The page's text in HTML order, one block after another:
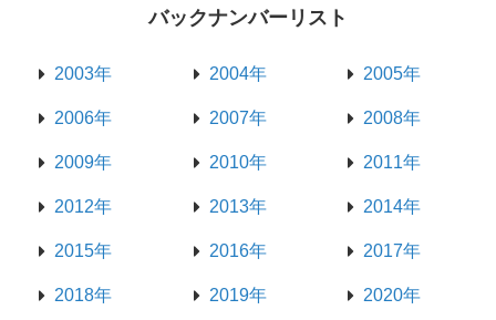
バックナンバーリスト
2003年 2004年 2005年
2006年 2007年 2008年
2009年 2010年 2011年
2012年 2013年 2014年
2015年 2016年 2017年
2018年 2019年 2020年